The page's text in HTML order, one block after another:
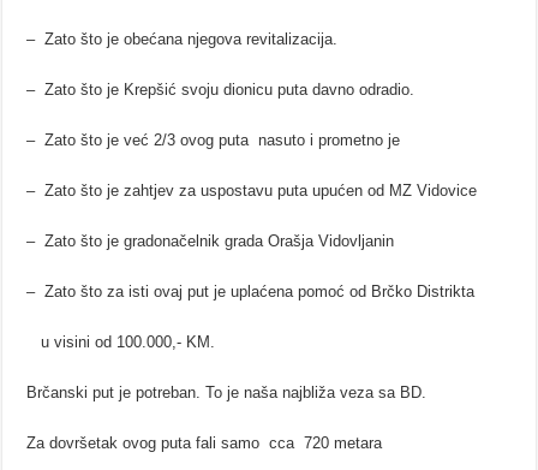
– Zato što je obećana njegova revitalizacija.
– Zato što je Krepšić svoju dionicu puta davno odradio.
– Zato što je već 2/3 ovog puta nasuto i prometno je
– Zato što je zahtjev za uspostavu puta upućen od MZ Vidovice
– Zato što je gradonačelnik grada Orašja Vidovljanin
– Zato što za isti ovaj put je uplaćena pomoć od Brčko Distrikta
u visini od 100.000,- KM.
Brčanski put je potreban. To je naša najbliža veza sa BD.
Za dovršetak ovog puta fali samo cca 720 metara